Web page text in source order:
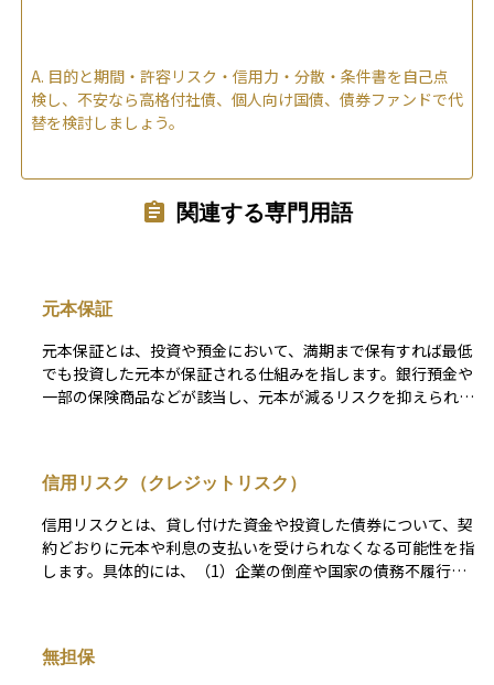
A. 目的と期間・許容リスク・信用力・分散・条件書を自己点
検し、不安なら高格付社債、個人向け国債、債券ファンドで代
替を検討しましょう。
関連する専門用語
元本保証
元本保証とは、投資や預金において、満期まで保有すれば最低
でも投資した元本が保証される仕組みを指します。銀行預金や
一部の保険商品などが該当し、元本が減るリスクを抑えられる
信用リスク（クレジットリスク）
信用リスクとは、貸し付けた資金や投資した債券について、契
約どおりに元本や利息の支払いを受けられなくなる可能性を指
します。具体的には、（1）企業の倒産や国家の債務不履行
毀損や収益の減少につながるため、信用リスクの管理は債券投
無担保